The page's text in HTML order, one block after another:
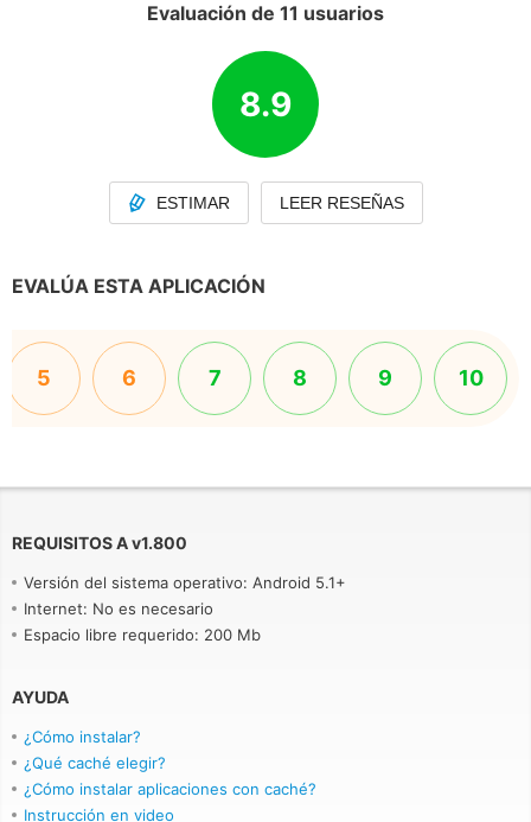
Evaluación de 11 usuarios
8.9
ESTIMAR LEER RESEÑAS
EVALÚA ESTA APLICACIÓN
5 6 7 8 9 10
REQUISITOS Av1.800
Versión del sistema operativo: Android 5.1+
Internet: No es necesario
Espacio libre requerido: 200 Mb
AYUDA
¿Cómo instalar?
¿Qué caché elegir?
¿Cómo instalar aplicaciones con caché?
Instrucción en video